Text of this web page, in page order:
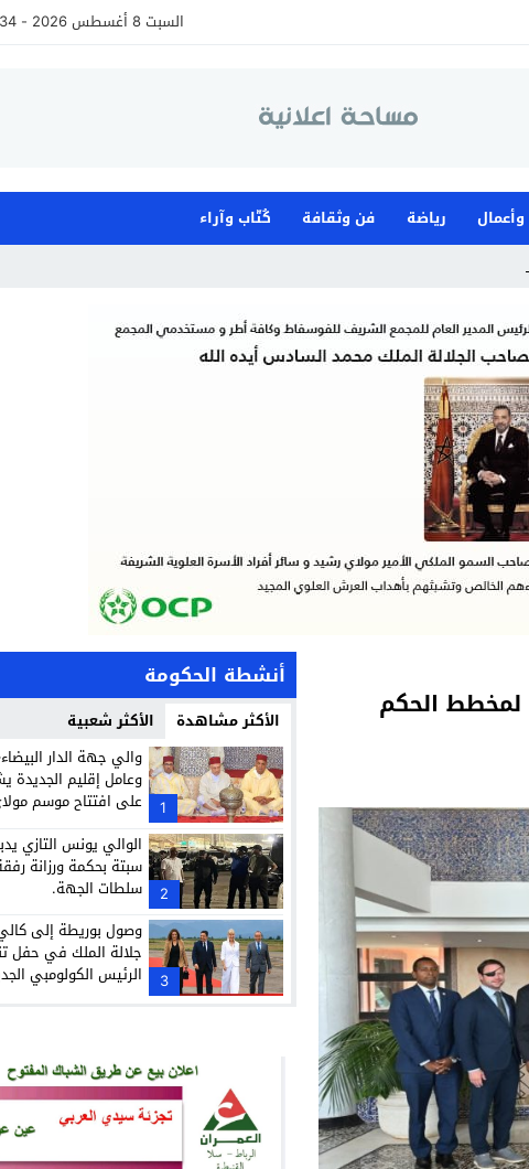
السبت 8 أغسطس 2026 - 2:34 صباحًا
رياضة فن وثقافة
كُتّاب وآراء
افتتاح موس _
الحكم
أنشطة الحكومة
الأكثر مشاهدة الأكثر شعبية
1
والي جهة الدار
وعامل إقليم الجديدة
على افتتاح موسم
2
الوالي يونس التازي
سبتة بحكمة ورزانة
سلطات الجهة.
3
وصول بوريطة إلى
جلالة الملك في حفل
الرئيس الكولومبي